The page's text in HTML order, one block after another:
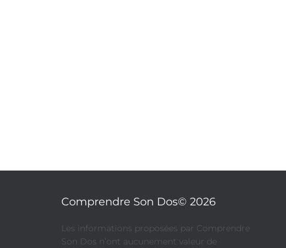
Comprendre Son Dos© 2026
​Les informations proposées par Comprendre
Son Dos n’ont aucunement valeur de